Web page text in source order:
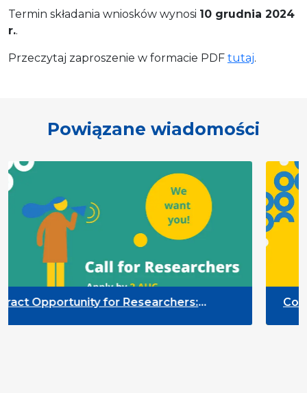
Termin składania wniosków wynosi 10 grudnia 2024
r..
Przeczytaj zaproszenie w formacie PDF tutaj.
Powiązane wiadomości
for Researchers: